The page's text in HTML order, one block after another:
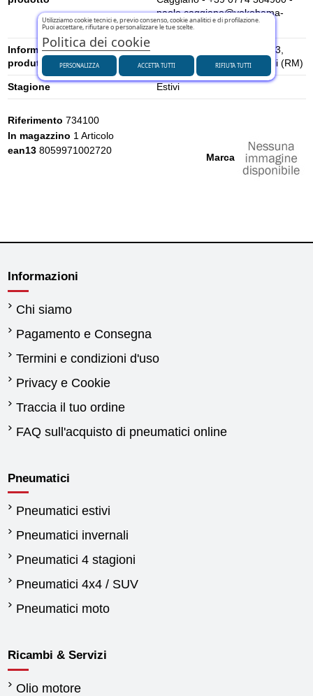
paolo.caggiano@yokohama-
tws.com
Informazioni di sicurezza del
produttore
Via Nazionale Tiburtina, 143,
00019, Villa Adriana – Tivoli (RM)
Stagione Estivi
Marca
Riferimento 734100
In magazzino 1 Articolo
ean13 8059971002720
Informazioni
Chi siamo
Pagamento e Consegna
Termini e condizioni d'uso
Privacy e Cookie
Traccia il tuo ordine
FAQ sull'acquisto di pneumatici online
Pneumatici
Pneumatici estivi
Pneumatici invernali
Pneumatici 4 stagioni
Pneumatici 4x4 / SUV
Pneumatici moto
Ricambi & Servizi
Olio motore
Utilizziamo cookie tecnici e, previo consenso, cookie analitici e di profilazione.
Puoi accettare, rifiutare o personalizzare le tue scelte.
Politica dei cookie
PERSONALIZZA RIFIUTA TUTTI
ACCETTA TUTTI